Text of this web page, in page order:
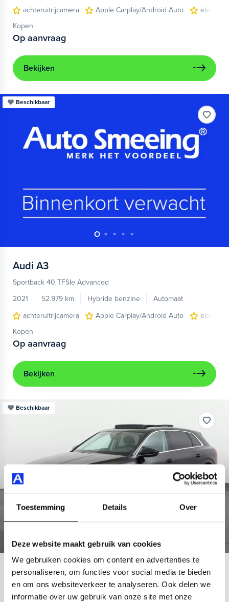
Toestemming Details Over
Deze website maakt gebruik van cookies
We gebruiken cookies om content en advertenties te
personaliseren, om functies voor social media te bieden
en om ons websiteverkeer te analyseren. Ook delen we
informatie over uw gebruik van onze site met onze
achteruitrijcamera
Apple Carplay/Android Auto
Kopen
Op aanvraag
Bekijken
Beschikbaar
Audi A3
Sportback 40 TFSIe Advanced
2021
52.979 km Hybride benzine
Automaat
achteruitrijcamera
Apple Carplay/Android Auto
Kopen
Op aanvraag
Bekijken
Beschikbaar
Audi e-tron
55 quattro Advanced 95 kWh